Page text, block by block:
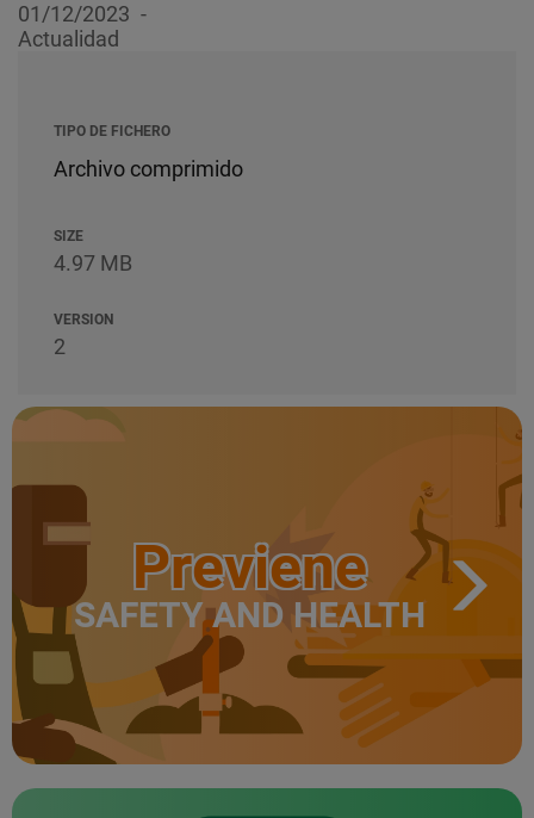
01/12/2023
Actualidad
TIPO DE FICHERO
Archivo comprimido
SIZE
4.97 MB
VERSION
2
Previene
SAFETY AND HEALTH